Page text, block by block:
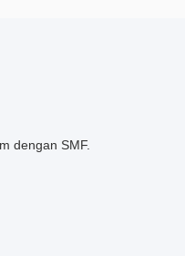
dengan SMF.